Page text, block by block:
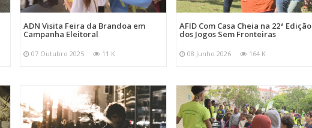
ADN Visita Feira da Brandoa em
Campanha Eleitoral
07 Outubro 2025 11 K
AFID Com Casa Cheia na 22ª Edição
dos Jogos Sem Fronteiras
08 Junho 2026 164 K